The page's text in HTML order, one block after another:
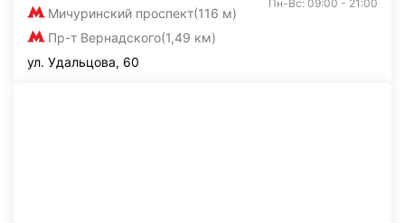
Мичуринский проспект(116 м)
Пр-т Вернадского(1,49 км)
Пн-Вс: 09:00 - 21:00
ул. Удальцова, 60